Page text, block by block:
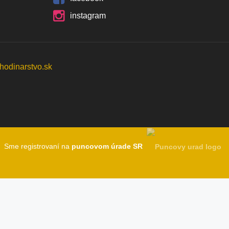
instagram
Sme registrovaní na puncovom úrade SR